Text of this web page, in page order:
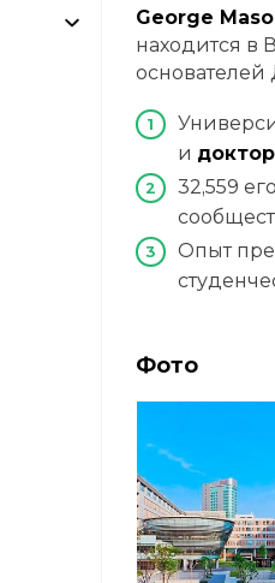
George
находится в
основателей
и
32,559
Опыт
Фото